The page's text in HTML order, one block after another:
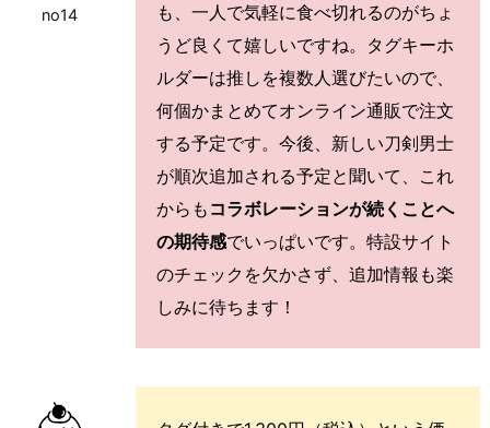
no14
も、一人で気軽に食べ切れるのがちょ
うど良くて嬉しいですね。タグキーホ
ルダーは推しを複数人選びたいので、
何個かまとめてオンライン通販で注文
する予定です。今後、新しい刀剣男士
が順次追加される予定と聞いて、これ
からも コラボレーションが続くことへ
の期待感でいっぱいです。特設サイト
のチェックを欠かさず、追加情報も楽
しみに待ちます！